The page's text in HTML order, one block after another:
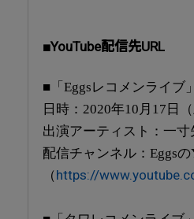
■YouTube配信先URL
■「Eggsレコメンライブ」
日時：2020年10月17日
出演アーティスト：一寸
配信チャンネル：Eggsの
（ https://